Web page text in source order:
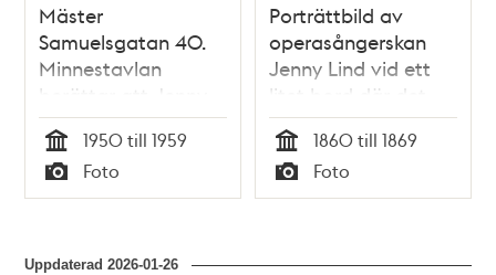
Mäster
Samuelsgatan 40.
Minnestavlan
berättar att Jenny
Lind föddes i huset
Tid
1950 till 1959
Typ
Foto
Porträttbild av
operasångerskan
Jenny Lind vid ett
litet bord där det
står en
stereoskopapparat
för att betrakta
stereofotografier.
Tid
1860 till 1869
Typ
Foto
Uppdaterad2026-01-26